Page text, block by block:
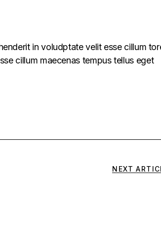
in voludptate velit esse cillum
cillum maecenas tempus tellus eget
NEXT